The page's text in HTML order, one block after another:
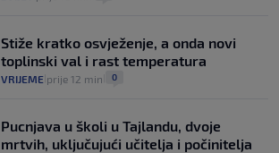
Stiže kratko osvježenje, a onda novi
toplinski val i rast temperatura
VRIJEME prije 12 min 0
Pucnjava u školi u Tajlandu, dvoje
mrtvih, uključujući učitelja i počinitelja